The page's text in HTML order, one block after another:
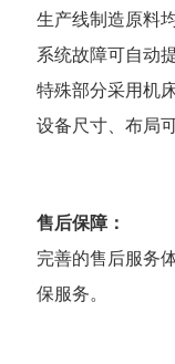
生产线制造原料
系统故障可自动
特殊部分采用机
设备尺寸、布局
售后保障：
完善的售后服务
保服务。